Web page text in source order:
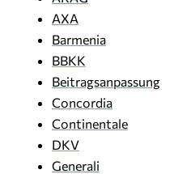
AXA
Barmenia
BBKK
Beitragsanpassung
Concordia
Continentale
DKV
Generali